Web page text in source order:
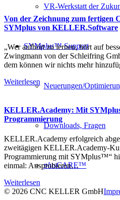
VR-Werkstatt der
SYMplus™ Support
Neuerungen/
Downloads, Fragen
plusCARE™
Von der Zeichnung zum fertigen
SYMplus von KELLER.Software
„Wer aufhört zu lernen, hört auf
Zwingmann von der Schleifring
dem können wir nichts mehr
Weiterlesen
KELLER.Academy: Mit
Programmierung
KELLER.Academy erfolgreich
zweitägigen KELLER.Academy-
Programmierung mit SYMplus™“
einmal: Ausprobieren…
Weiterlesen
© 2026 CNC KELLER GmbH